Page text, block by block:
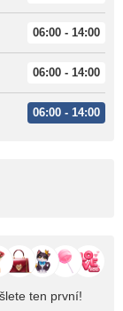
06:00 - 14:00
06:00 - 14:00
06:00 - 14:00
ten první!